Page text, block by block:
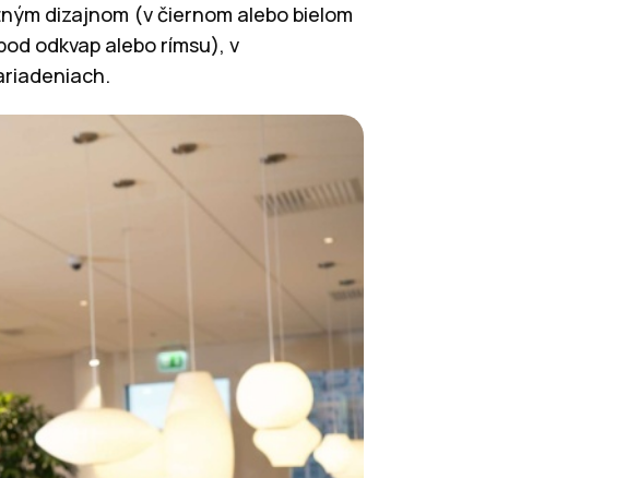
dizajnom (v čiernom alebo bielom
odkvap alebo rímsu), v